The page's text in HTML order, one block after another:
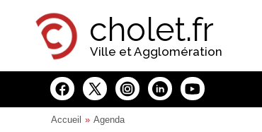
cholet.fr
Ville et Agglomération
Accueil Agenda